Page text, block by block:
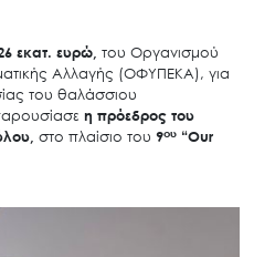
εκατ. ευρώ, του Οργανισμού
Αλλαγής (ΟΦΥΠΕΚΑ), για
του θαλάσσιου
η πρόεδρος του
στο πλαίσιο του 9ου“Our